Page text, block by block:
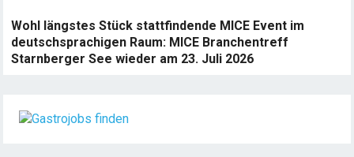
Wohl längstes Stück stattfindende MICE Event im
deutschsprachigen Raum: MICE Branchentreff
Starnberger See wieder am 23. Juli 2026